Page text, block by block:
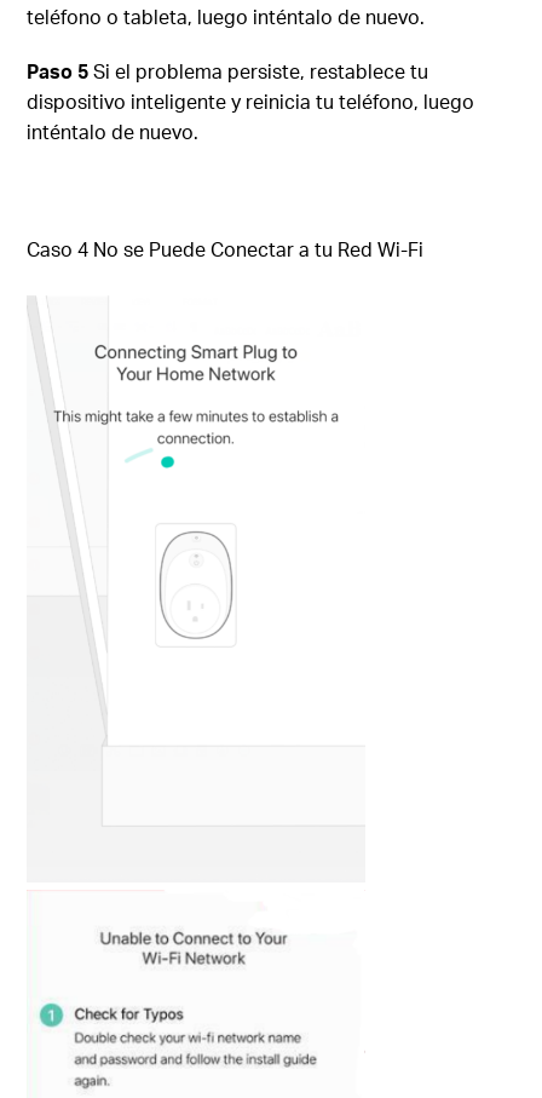
teléfono o tableta, luego inténtalo de nuevo.
Paso 5Si el problema persiste, restablece tu
dispositivo inteligente y reinicia tu teléfono, luego
inténtalo de nuevo.
Caso 4 No se Puede Conectar a tu Red Wi-Fi